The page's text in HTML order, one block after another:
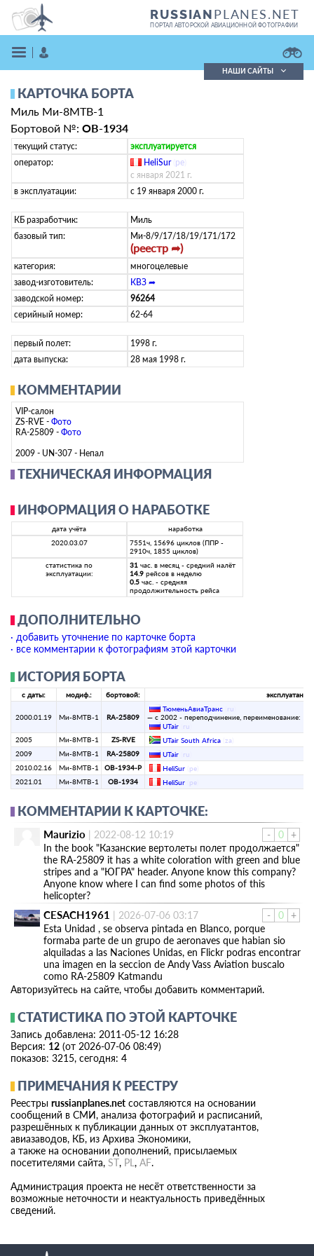
RUSSIANPLANES.NET
ПОРТАЛ АВТОРСКОЙ АВИАЦИОННОЙ ФОТОГРАФИИ
ВОЙТИ
ЗАРЕГИСТРИРОВАТЬСЯ
Поиск фотографий
Кратко
НАШИ САЙТЫ
КАРТОЧКА БОРТА
Миль Ми-8МТВ-1
Бортовой №: OB-1934
текущий статус:
эксплуатируется
оператор:
HeliSur pe
с января 2021 г.
в эксплуатации:
с 19 января 2000 г.
КБ разработчик:
Миль
базовый тип:
Ми-8/9/17/18/19/171/172
(реестр ➦)
категория:
многоцелевые
завод-изготовитель:
КВЗ ➦
заводской номер:
96264
серийный номер:
62-64
первый полет:
1998 г.
дата выпуска:
28 мая 1998 г.
КОММЕНТАРИИ
VIP-салон
ZS-RVE - Фото
RA-25809 - Фото
2009 - UN-307 - Непал
ТЕХНИЧЕСКАЯ ИНФОРМАЦИЯ
ИНФОРМАЦИЯ О НАРАБОТКЕ
дата учёта
наработка
2020.03.07
7551ч, 15696 циклов (ППР -
2910ч, 1855 циклов)
статистика по
эксплуатации:
31 час. в месяц - средний налёт
14.9 рейсов в неделю
0.5 час. - средняя
продолжительность рейса
ДОПОЛНИТЕЛЬНО
· добавить уточнение по карточке борта
· все комментарии к фотографиям этой карточки
ИСТОРИЯ БОРТА
с даты: модиф.: бортовой: эксплуатант:
2000.01.19 Ми-8МТВ-1 RA-25809
ТюменьАвиаТранс ru
— с 2002 - переподчинение, переименование:
UTair ru
2005
Ми-8МТВ-1 ZS-RVE UTair South Africa za
2009
Ми-8МТВ-1 RA-25809 UTair ru
2010.02.16
Ми-8МТВ-1 OB-1934-P HeliSur pe
2021.01
Ми-8МТВ-1 OB-1934 HeliSur pe
КОММЕНТАРИИ К КАРТОЧКЕ:
- 0 +
Maurizio | 2022-08-12 10:19
In the book "Казанские вертолеты полет продолжается"
the RA-25809 it has a white coloration with green and blue
stripes and a "ЮГРА" header. Anyone know this company?
Anyone know where I can find some photos of this
helicopter?
-
0 +
CESACH1961 | 2026-07-06 03:17
Esta Unidad , se observa pintada en Blanco, porque
formaba parte de un grupo de aeronaves que habian sio
alquiladas a las Naciones Unidas, en Flickr podras encontrar
una imagen en la seccion de Andy Vass Aviation buscalo
como RA-25809 Katmandu
Авторизуйтесь на сайте, чтобы добавить комментарий.
СТАТИСТИКА ПО ЭТОЙ КАРТОЧКЕ
Запись добавлена: 2011-05-12 16:28
Версия: 12 (от 2026-07-06 08:49)
показов: 3215, сегодня: 4
ПРИМЕЧАНИЯ К РЕЕСТРУ
Реестры russianplanes.net составляются на основании
сообщений в СМИ, анализа фотографий и расписаний,
разрешённых к публикации данных от эксплуатантов,
авиазаводов, КБ, из Архива Экономики,
а также на основании дополнений, присылаемых
посетителями сайта, ST, PL , AF.
Администрация проекта не несёт ответственности за
возможные неточности и неактуальность приведённых
сведений.